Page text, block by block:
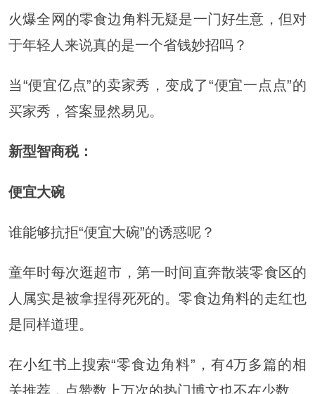
火爆全网的零食边角料无疑是一门好生意，但对
于年轻人来说真的是一个省钱妙招吗？
当“便宜亿点”的卖家秀，变成了“便宜一点点”的
买家秀，答案显然易见。
新型智商税：
便宜大碗
谁能够抗拒“便宜大碗”的诱惑呢？
童年时每次逛超市，第一时间直奔散装零食区的
人属实是被拿捏得死死的。零食边角料的走红也
是同样道理。
在小红书上搜索“零食边角料”，有4万多篇的相
关推荐，点赞数上万次的热门博文也不在少数。